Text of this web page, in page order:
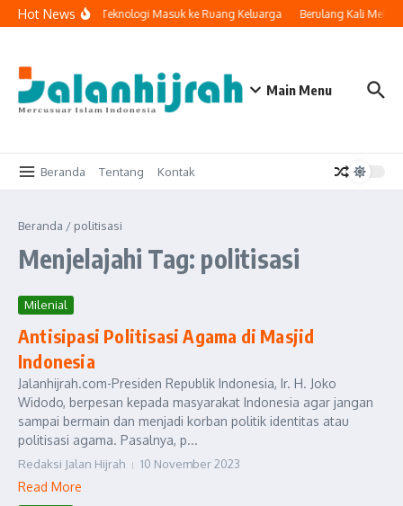
Lewati ke konten
Hot NewsKetika Teknologi Masuk ke Ruang Keluarga Berulang Kali
Main Menu
Beranda Tentang Kontak
Beranda / politisasi
Menjelajahi Tag: politisasi
Milenial
Antisipasi Politisasi Agama di Masjid
Indonesia
Jalanhijrah.com-Presiden Republik Indonesia, Ir. H. Joko
Widodo, berpesan kepada masyarakat Indonesia agar jangan
sampai bermain dan menjadi korban politik identitas atau
politisasi agama. Pasalnya, p...
Redaksi Jalan Hijrah 10 November 2023
Read More